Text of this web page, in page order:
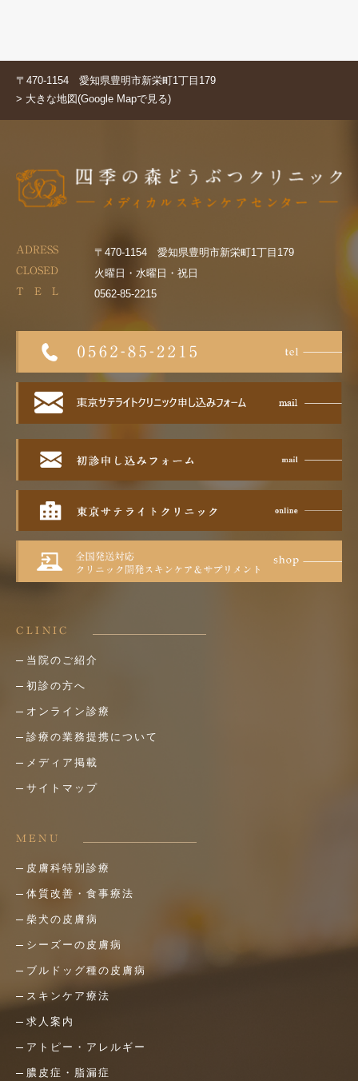
〒470-1154 愛知県豊明市新栄町1丁目179
> 大きな地図(Google Mapで見る)
ADRESS 〒470-1154 愛知県豊明市新栄町1丁目179
CLOSED 火曜日・水曜日・祝日
T E L 0562-85-2215
CLINIC
当院のご紹介
初診の方へ
オンライン診療
診療の業務提携について
メディア掲載
サイトマップ
MENU
皮膚科特別診療
体質改善・食事療法
柴犬の皮膚病
シーズーの皮膚病
ブルドッグ種の皮膚病
スキンケア療法
求人案内
アトピー・アレルギー
膿皮症・脂漏症